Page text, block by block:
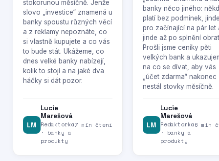
stokorunou měsíčně. Jenže
slovo „investice“ znamená u
banky spoustu různých věcí
a z reklamy nepoznáte, co
si vlastně kupujete a co vás
to bude stát. Ukážeme, co
dnes velké banky nabízejí,
kolik to stojí a na jaké dva
háčky si dát pozor.
LM
Lucie
Marešová
Redaktorka
· banky a
produkty
7 min čtení
banky něco jiného:
platí bez podmínek,
pro začínající na pár let
jinde až po splnění
Prošli jsme ceníky pěti
velkých bank a
na co se dívat, aby vás
„účet zdarma“ nakonec
nestál stovky měsíčně.
LM
Lucie
Marešová
Redaktorka
· banky a
produkty
6 min